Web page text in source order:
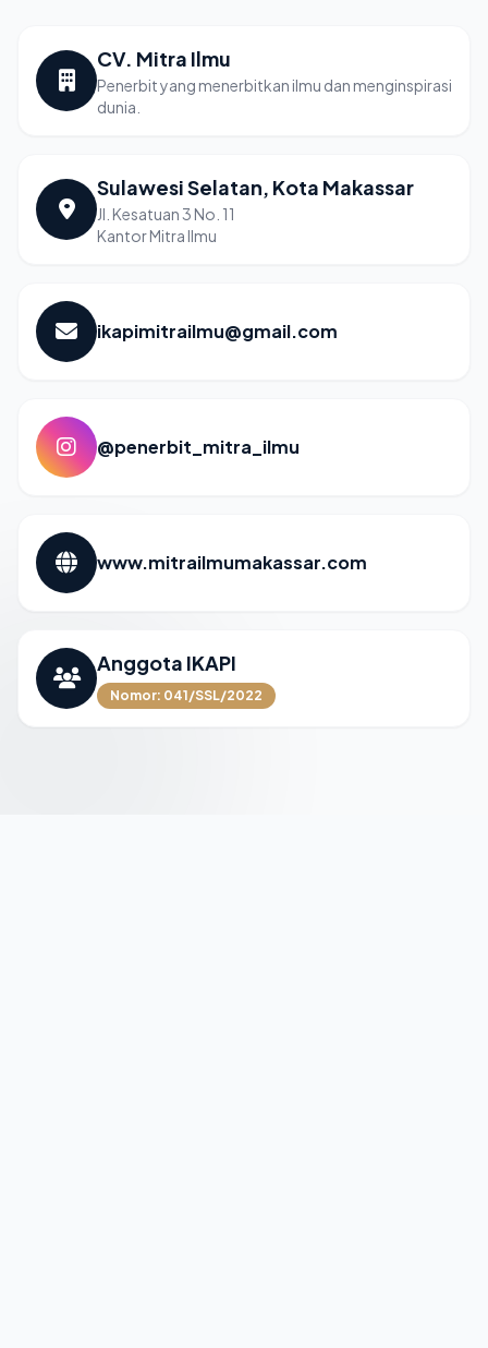
CV. Mitra Ilmu
Penerbit yang menerbitkan ilmu dan menginspirasi
dunia.
Sulawesi Selatan, Kota Makassar
Jl. Kesatuan 3 No. 11
Kantor Mitra Ilmu
ikapimitrailmu@gmail.com
@penerbit_mitra_ilmu
www.mitrailmumakassar.com
Anggota IKAPI
Nomor: 041/SSL/2022